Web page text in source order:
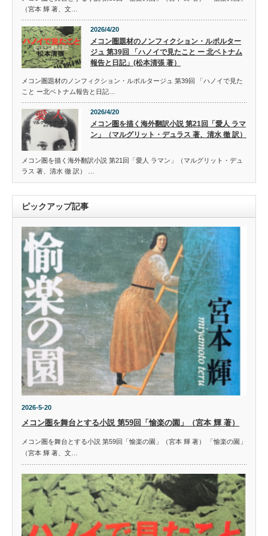
（宮本 輝 著、文…
2026/4/20
メコン圏題材のノンフィクション・ルポルター
ジュ 第39回 「ハノイで見たこと ー 北ベトナム
報告と日記」(松本清張 著）
メコン圏題材のノンフィクション・ルポルタージュ 第39回 「ハノイで見た
こと ー北ベトナム報告と日記…
2026/4/20
メコン圏を描く海外翻訳小説 第21回「愛人 ラマ
ン」（マルグリット・デュラス 著、清水 徹 訳）
メコン圏を描く海外翻訳小説 第21回「愛人 ラマン」（マルグリット・デュ
ラス 著、清水 徹 訳） …
ピックアップ記事
2026-5-20
メコン圏を舞台とする小説 第59回「愉楽の園」（宮本 輝 著）
メコン圏を舞台とする小説 第59回「愉楽の園」（宮本 輝 著） 「愉楽の園」
（宮本 輝 著、文…